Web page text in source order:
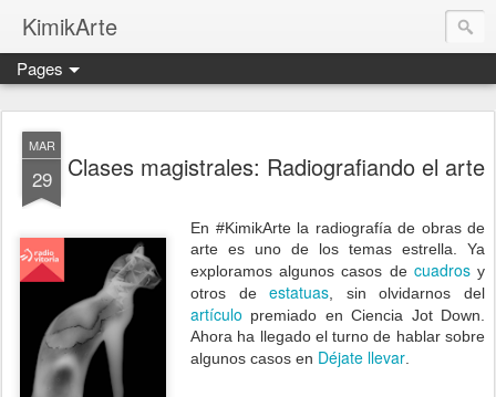
KimikArte
Pages
MAR
29 Clases magistrales: Radiografiando el arte
En #KimikArte la radiografía de obras de
arte es uno de los temas estrella. Ya
exploramos algunos casos de cuadrosy
otros deestatuas , sin olvidarnos del
artículo premiado en Ciencia Jot Down.
Ahora ha llegado el turno de hablar sobre
algunos casos en Déjate llevar